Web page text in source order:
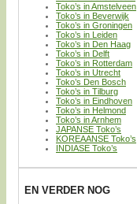
Toko’s in Amstelveen
Toko’s in Beverwijk
Toko’s in Groningen
Toko’s in Leiden
Toko’s in Den Haag
Toko’s in Delft
Toko’s in Rotterdam
Toko’s in Utrecht
Toko’s Den Bosch
Toko’s in Tilburg
Toko’s in Eindhoven
Toko’s in Helmond
Toko’s in Arnhem
JAPANSE Toko’s
KOREAANSE Toko’s
INDIASE Toko’s
EN VERDER NOG